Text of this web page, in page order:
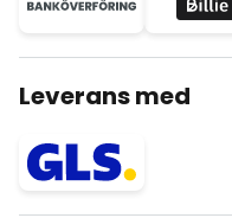
Leverans med